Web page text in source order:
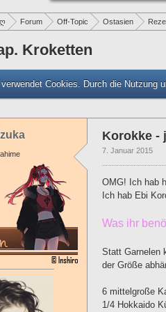
Forum Off-Topic Ostasien
Kroketten
Cookies. Durch die Nutzung
Korokke -
7. Januar 2015
OMG! Ich hab
Ich hab Ebi
Was ihr
Statt Garnelen
der Größe
6 mittelgroße
1/4 Hokkaido